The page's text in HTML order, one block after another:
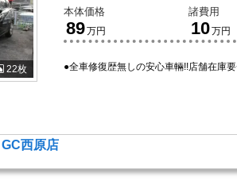
22枚
本体価格
89万円
諸費用
10万円
●全車修復歴無しの安心車輛!!店舗在庫
西原店